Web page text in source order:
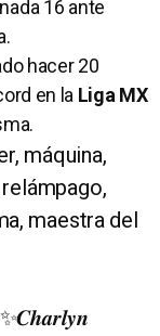
16 ante
hacer 20
en la Liga MX
máquina,
maestra del